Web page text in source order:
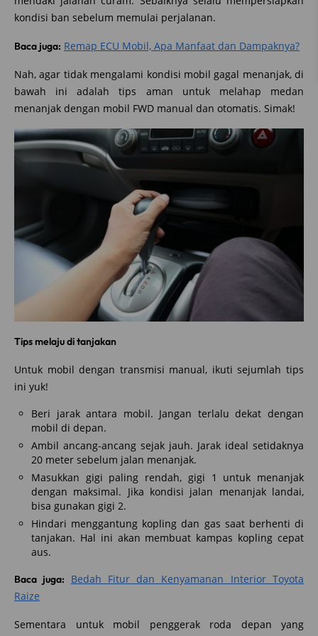
kondisi ban sebelum memulai perjalanan.
Baca juga: Remap ECU Mobil, Apa Manfaat dan Dampaknya?
Nah, agar tidak mengalami kondisi mobil gagal menanjak, di
bawah ini adalah tips aman untuk melahap medan
menanjak dengan mobil FWD manual dan otomatis. Simak!
Tips melaju di tanjakan
Untuk mobil dengan transmisi manual, ikuti sejumlah tips
ini yuk!
Beri jarak antara mobil. Jangan terlalu dekat dengan
mobil di depan.
Ambil ancang-ancang sejak jauh. Jarak ideal setidaknya
20 meter sebelum jalan menanjak.
Masukkan gigi paling rendah, gigi 1 untuk menanjak
dengan maksimal. Jika kondisi jalan menanjak landai,
bisa gunakan gigi 2.
Hindari menggantung kopling dan gas saat berhenti di
tanjakan. Hal ini akan membuat kampas kopling cepat
aus.
Baca juga: Bedah Fitur dan Kenyamanan Interior Toyota
Raize
Sementara untuk mobil penggerak roda depan yang